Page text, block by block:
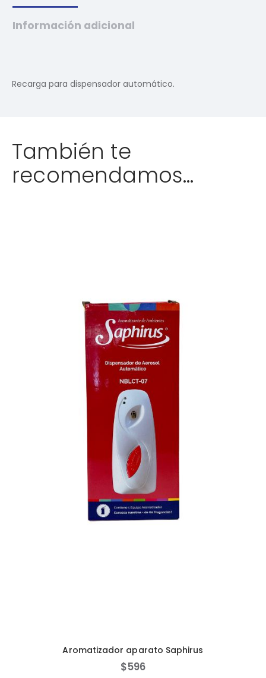
Información adicional
Recarga para dispensador automático.
También te
recomendamos…
Aromatizador aparato Saphirus
$596